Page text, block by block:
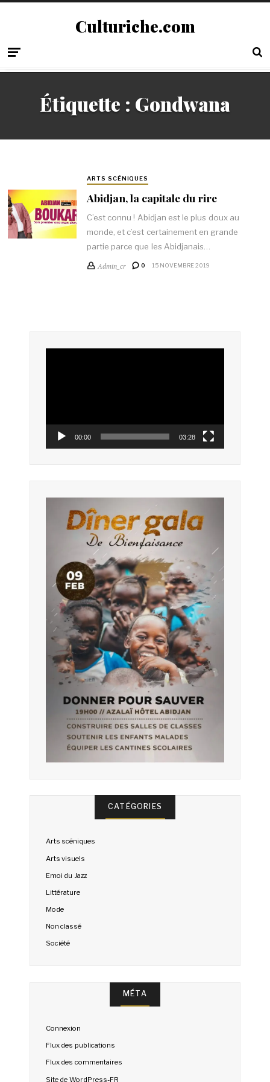
Culturiche.com
Étiquette : Gondwana
ARTS SCÉNIQUES
Abidjan, la capitale du rire
C’est connu ! Abidjan est le plus doux au
monde, et c’est certainement en grande
partie parce que les Abidjanais…
Admin_cr 0 15 NOVEMBRE 2019
00:00 03:28
CATÉGORIES
Arts scéniques
Arts visuels
Emoi du Jazz
Littérature
Mode
Non classé
Société
MÉTA
Connexion
Flux des publications
Flux des commentaires
Site de WordPress-FR